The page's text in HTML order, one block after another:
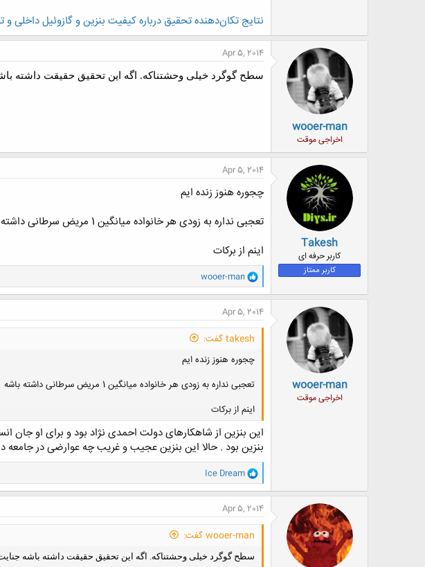
نتايج تكان‌دهنده تحقیق درباره کیفیت بنزين و گازوئيل داخلی و
wooer-man
اخراجی موقت
Apr 5, 2014
سطح گوگرد خیلی وحشتناکه. اگه این تحقیق حقیقت داشته
Takesh
کاربر حرفه ای
کاربر ممتاز
Apr 5, 2014
چجوره هنوز زنده ایم
تعجبی نداره به زودی هر خانواده میانگین 1 مریض سرطانی داشته باشه
اینم از برکات
و
ا
ک
ش
ا
wooer-man
wooer-man
اخراجی موقت
Apr 5, 2014
takesh گفت:
چجوره هنوز زنده ایم
تعجبی نداره به زودی هر خانواده میانگین 1 مریض سرطانی داشته باشه
اینم از برکات
این بنزین از شاهکارهای دولت احمدی نژاد بود و برای او جان
بنزین بود . حالا این بنزین عجیب و غریب چه عوارضی در
و
ا
ک
ش
ا
Ice Dream
Apr 5, 2014
wooer-man گفت:
سطح گوگرد خیلی وحشتناکه. اگه این تحقیق حقیقت داشته باشه